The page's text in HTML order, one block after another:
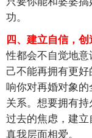
功。
四、建立自信，
性都会不自觉地
己不能再拥有更
响你对再婚对象
关系。想要拥有
过去的焦虑，建
真我层面相爱。